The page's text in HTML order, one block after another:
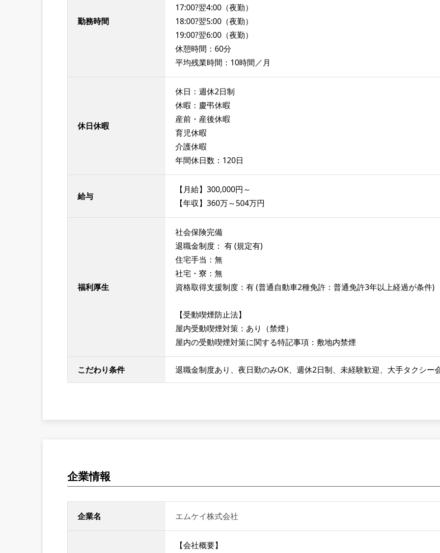
勤務時間
17:00?翌4:00（夜勤）
18:00?翌5:00（夜勤）
19:00?翌6:00（夜勤）
休憩時間：60分
平均残業時間：10時間／月
休日休暇
休日：週休2日制
休暇：慶弔休暇
産前・産後休暇
育児休暇
介護休暇
年間休日数：120日
給与
【月給】300,000円～
【年収】360万～504万円
福利厚生
社会保険完備
退職金制度： 有 (規定有)
住宅手当：無
社宅・寮：無
資格取得支援制度：有 (普通自動車2種免許：普通免許3年以上経過が条件)
【受動喫煙防止法】
屋内受動喫煙対策：あり（禁煙）
屋内の受動喫煙対策に関する特記事項：敷地内禁煙
こだわり条件 退職金制度あり、夜日勤のみOK、週休2日制、未経験歓迎、大手タクシー
企業情報
企業名 エムケイ株式会社
【会社概要】